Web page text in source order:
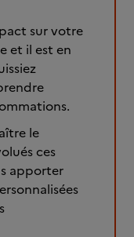
sur votre
et il est en
le
ces
apporter